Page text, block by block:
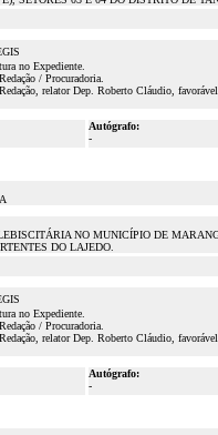
no Expediente.
/ Procuradoria.
relator Dep. Roberto Cláudio,
Autógrafo:
-
NO MUNICÍPIO DE
DO LAJEDO.
no Expediente.
/ Procuradoria.
relator Dep. Roberto Cláudio,
Autógrafo:
-